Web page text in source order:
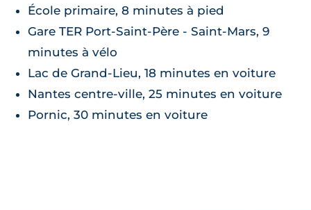
École primaire, 8 minutes à pied
Gare TER Port-Saint-Père - Saint-Mars, 9
minutes à vélo
Lac de Grand-Lieu, 18 minutes en voiture
Nantes centre-ville, 25 minutes en voiture
Pornic, 30 minutes en voiture